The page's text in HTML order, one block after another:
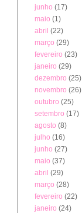
junho (17)
maio (1)
abril (22)
março (29)
fevereiro (23)
janeiro (29)
dezembro (25)
novembro (26)
outubro (25)
setembro (17)
agosto (8)
julho (16)
junho (27)
maio (37)
abril (29)
março (28)
fevereiro (22)
janeiro (24)